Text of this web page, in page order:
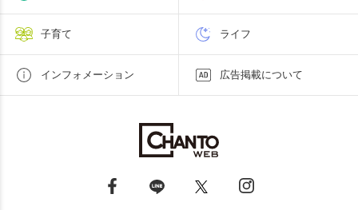
子育て ライフ
インフォメーション 広告掲載について